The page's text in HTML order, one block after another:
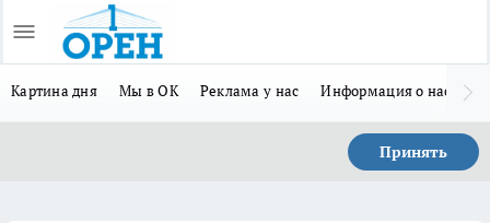
Картина дня Мы в ОК Реклама у нас Информация о нас
Принять